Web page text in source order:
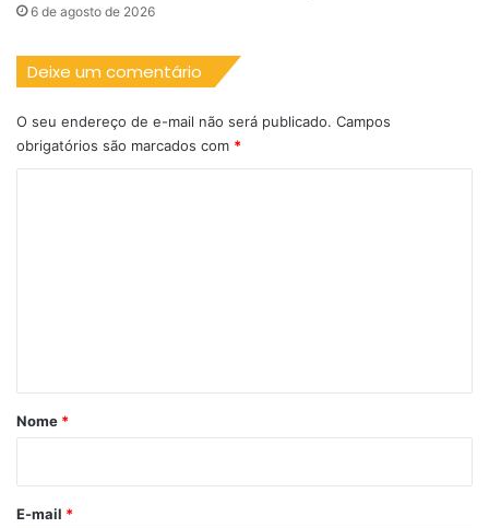
6 de agosto de 2026
Deixe um comentário
O seu endereço de e-mail não será publicado. Campos
obrigatórios são marcados com *
r
*
Nome *
E-mail *